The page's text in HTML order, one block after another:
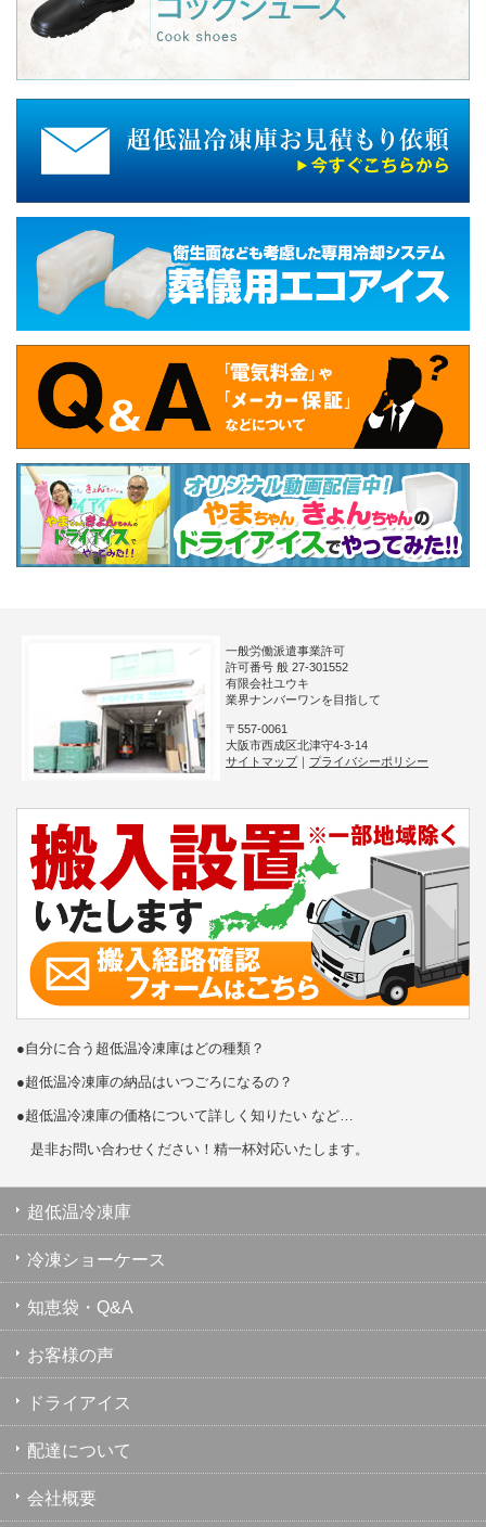
一般労働派遣事業許可
許可番号 般 27-301552
有限会社ユウキ
業界ナンバーワンを目指して
〒557-0061
大阪市西成区北津守4-3-14
サイトマップ｜ プライバシーポリシー
●自分に合う超低温冷凍庫はどの種類？
●超低温冷凍庫の納品はいつごろになるの？
●超低温冷凍庫の価格について詳しく知りたい など…
是非お問い合わせください！精一杯対応いたします。
超低温冷凍庫
冷凍ショーケース
知恵袋・Q&A
お客様の声
ドライアイス
配達について
会社概要